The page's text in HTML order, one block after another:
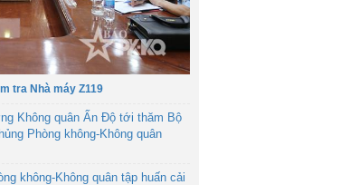
tra Nhà máy Z119
Không quân Ấn Độ tới thăm Bộ
Phòng không-Không quân
không-Không quân tập huấn cải